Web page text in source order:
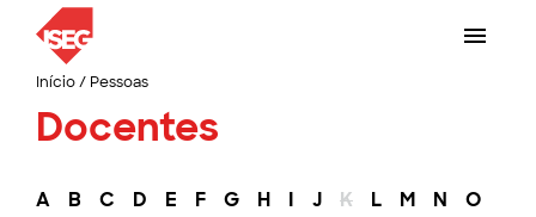
Início/ Pessoas
Docentes
A B C D E F G H I J K L M N O